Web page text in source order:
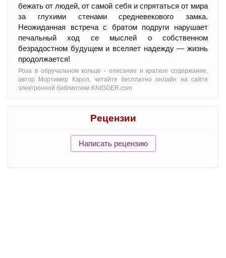
бежать от людей, от самой себя и спрятаться от мира
за глухими стенами средневекового замка.
Неожиданная встреча с братом подруги нарушает
печальный ход се мыслей о собственном
безрадостном будущем и вселяет надежду — жизнь
продолжается!
Роза в обручальном кольце - oписание и краткое содержание,
автор Мортимер Кэрол, читайте бесплатно онлайн на сайте
электронной библиотеки KNIGGER.com
Рецензии
Написать рецензию